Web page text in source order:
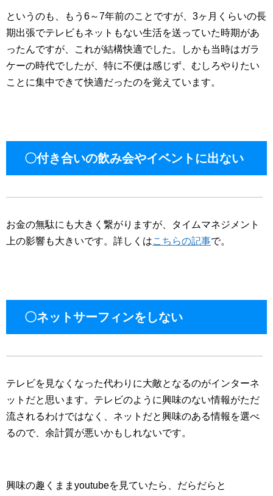
というのも、もう6～7年前のことですが、3ヶ月くらいの長
期出張でテレビもネットもない生活を送っていた時期があ
ったんですが、これが結構快適でした。しかも当時はガラ
ケーの時代でしたが、特に不便は感じず、むしろやりたい
ことに集中できて快適だったのを覚えています。
〇付き合いの飲み会やイベントに出ない
お金の無駄にも大きく繋がりますが、タイムマネジメント
上の影響も大きいです。詳しくはこちらの記事で。
〇ネットサーフィンをしない
テレビを見なくなった代わりに大敵となるのがインターネ
ットだと思います。テレビのように興味のない情報がただ
流されるわけではなく、ネットだと興味のある情報を選べ
るので、余計質が悪いかもしれないです。
興味の趣くままyoutubeを見ていたら、だらだらと